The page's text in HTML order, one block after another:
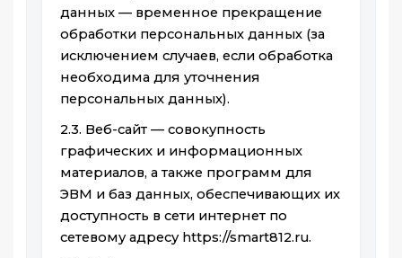
данных — временное прекращение
обработки персональных данных (за
исключением случаев, если обработка
необходима для уточнения
персональных данных).
2.3. Веб-сайт — совокупность
графических и информационных
материалов, а также программ для
ЭВМ и баз данных, обеспечивающих их
доступность в сети интернет по
сетевому адресу https://smart812.ru.